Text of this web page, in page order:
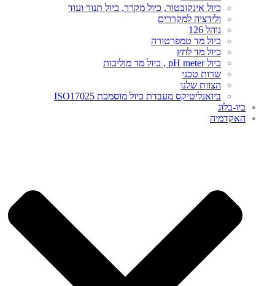
כיול אינקובטור, כיול מקרר, כיול תנור ועוד
ולידציה למקררים
נוהל 126
כיול מד טמפרטורה
כיול מד לחץ
כיול pH meter , כיול מד מוליכות
שרות טכני
הצוות שלנו
ביואנליטיקס מעבדת כיול מוסמכת ISO17025
ביו-בלוג
האקדמיה